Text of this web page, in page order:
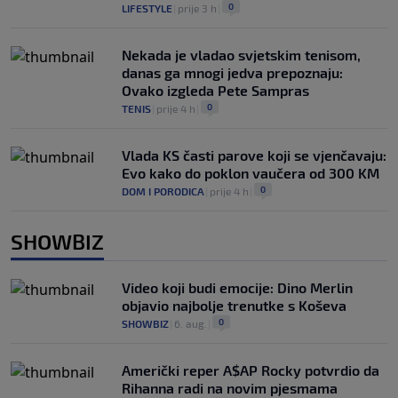
LIFESTYLE prije 3 h 0
Nekada je vladao svjetskim tenisom,
danas ga mnogi jedva prepoznaju:
Ovako izgleda Pete Sampras
TENIS prije 4 h 0
Vlada KS časti parove koji se vjenčavaju:
Evo kako do poklon vaučera od 300 KM
DOM I PORODICA prije 4 h 0
SHOWBIZ
Video koji budi emocije: Dino Merlin
objavio najbolje trenutke s Koševa
SHOWBIZ 6. aug. 0
Američki reper A$AP Rocky potvrdio da
Rihanna radi na novim pjesmama